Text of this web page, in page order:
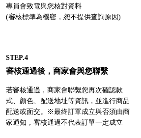
專員會致電與您核對資料
(審核標準為機密，恕不提供查詢原因)
STEP.4
審核通過後，商家會與您聯繫
若審核通過，商家會聯繫您再次確認款
式、顏色、配送地址等資訊，並進行商品
配送或面交。※最終訂單成立與否須由商
家通知，審核通過不代表訂單一定成立